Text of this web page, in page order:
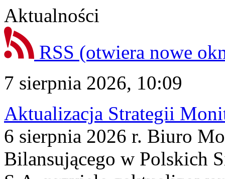
Aktualności
RSS (otwiera nowe
7 sierpnia 2026, 10:09
Aktualizacja Strategii
6 sierpnia 2026 r. Biuro
Bilansującego w Polskich